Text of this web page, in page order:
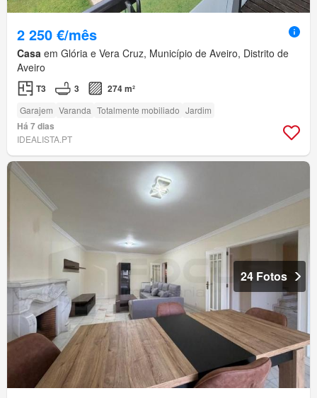
2 250 €/mês
Casa em Glória e Vera Cruz, Município de Aveiro, Distrito de
Aveiro
T3 3 274 m²
Garajem Varanda Totalmente mobiliado Jardim
Há 7 dias
IDEALISTA.PT
24 Fotos